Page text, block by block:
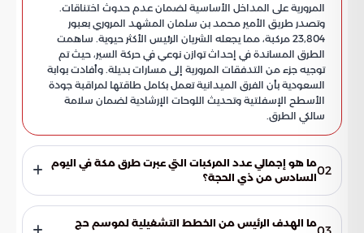
المرورية على المداخل الأساسية لضمان عدم حدوث اختناقات.
وتصدر طريق الأمير محمد بن سلمان المشهد المروري بعبور
23,804 مركبة، مما يجعله الشريان الرئيس الأكثر حيوية. ساهمت
الطرق المساندة في إحداث توازن نوعي في حركة السير، حيث تم
توجيه جزء من التدفقات المرورية إلى مسارات بديلة. وأفادت بوابة
السعودية بأن الفرق الميدانية تعمل بكامل طاقتها لمراقبة جودة
الأسطح الإسفلتية وتحديث اللوحات الإرشادية لضمان سلامة
سالكي الطرق.
02ما هو إجمالي عدد المركبات التي عبرت طرق مكة في اليوم
السادس من ذي الحجة؟
سجلت الشبكة الطرقية في العاصمة المقدسة عبور أكثر من 77
ألف مركبة خلال ذلك اليوم، وهو ما يعكس حجم التدفق الهائل
ما الهدف الرئيس من الخطط التشغيلية لموسم حج